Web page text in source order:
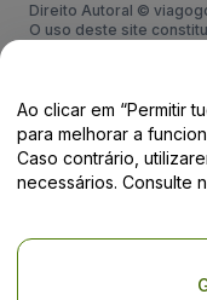
Direito Autoral ©
O uso deste site
Ao clicar em “Permitir
para melhorar a
Caso contrário,
necessários. Consulte